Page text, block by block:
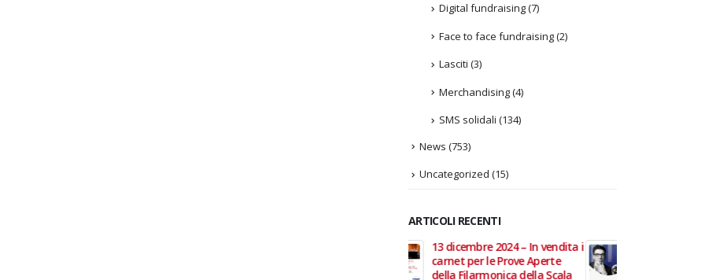
Digital fundraising(7)
Face to face fundraising(2)
Lasciti (3)
Merchandising(4)
SMS solidali (134)
News (753)
Uncategorized (15)
ARTICOLI RECENTI
22 giugno 2026 – Terrazze del
Duomo: apertura serale
straordinaria per Fondazione